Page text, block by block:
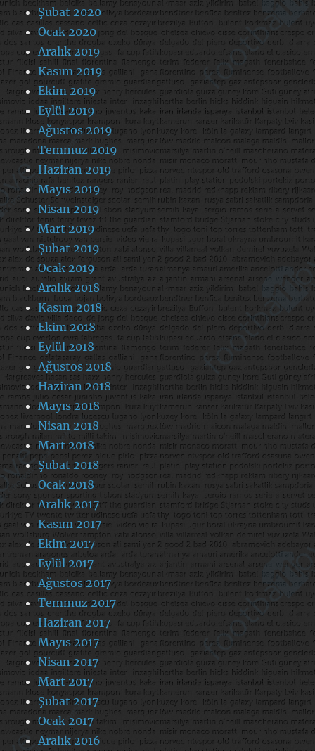
Şubat 2020
Ocak 2020
Aralık 2019
Kasım 2019
Ekim 2019
Eylül 2019
Ağustos 2019
Temmuz 2019
Haziran 2019
Mayıs 2019
Nisan 2019
Mart 2019
Şubat 2019
Ocak 2019
Aralık 2018
Kasım 2018
Ekim 2018
Eylül 2018
Ağustos 2018
Haziran 2018
Mayıs 2018
Nisan 2018
Mart 2018
Şubat 2018
Ocak 2018
Aralık 2017
Kasım 2017
Ekim 2017
Eylül 2017
Ağustos 2017
Temmuz 2017
Haziran 2017
Mayıs 2017
Nisan 2017
Mart 2017
Şubat 2017
Ocak 2017
Aralık 2016